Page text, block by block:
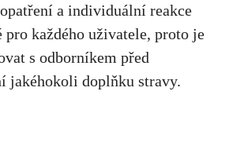
a individuální reakce
pro každého uživatele, proto je
s odborníkem před
jakéhokoli doplňku stravy.